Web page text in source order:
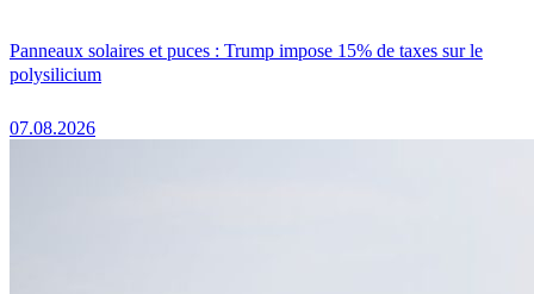
Panneaux solaires et puces : Trump impose 15% de taxes sur le
polysilicium
07.08.2026